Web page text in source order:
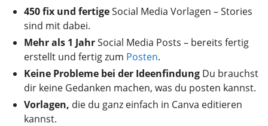
450 fix und fertigeSocial Media Vorlagen – Stories
sind mit dabei.
Mehr als 1 JahrSocial Media Posts – bereits fertig
erstellt und fertig zum Posten.
Keine Probleme bei der Ideenfindung Du brauchst
dir keine Gedanken machen, was du posten kannst.
Vorlagen, die du ganz einfach in Canva editieren
kannst.